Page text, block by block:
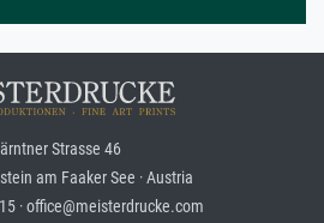
Strasse 46
am Faaker See · Austria
· office@meisterdrucke.com